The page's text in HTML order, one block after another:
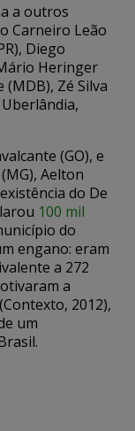
a outros
Carneiro Leão
Diego
Heringer
(MDB), Zé Silva
(GO), e
Aelton
do De
100 mil
do
engano: eram
a 272
a
2012),
um